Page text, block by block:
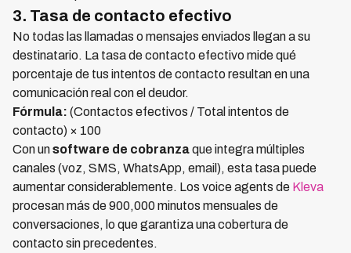
3. Tasa de contacto efectivo
No todas las llamadas o mensajes enviados llegan a su
destinatario. La tasa de contacto efectivo mide qué
porcentaje de tus intentos de contacto resultan en una
comunicación real con el deudor.
Fórmula: (Contactos efectivos / Total intentos de
contacto) × 100
Con unsoftware de cobranzaque integra múltiples
canales (voz, SMS, WhatsApp, email), esta tasa puede
aumentar considerablemente. Los voice agents de Kleva
procesan más de 900,000 minutos mensuales de
conversaciones, lo que garantiza una cobertura de
contacto sin precedentes.